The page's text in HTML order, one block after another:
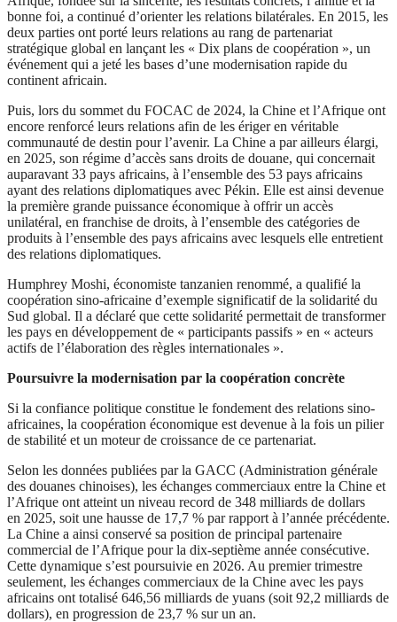
bonne foi, a continué d’orienter les relations bilatérales. En 2015, les
deux parties ont porté leurs relations au rang de partenariat
stratégique global en lançant les « Dix plans de coopération », un
événement qui a jeté les bases d’une modernisation rapide du
continent africain.
Puis, lors du sommet du FOCAC de 2024, la Chine et l’Afrique ont
encore renforcé leurs relations afin de les ériger en véritable
communauté de destin pour l’avenir. La Chine a par ailleurs élargi,
en 2025, son régime d’accès sans droits de douane, qui concernait
auparavant 33 pays africains, à l’ensemble des 53 pays africains
ayant des relations diplomatiques avec Pékin. Elle est ainsi devenue
la première grande puissance économique à offrir un accès
unilatéral, en franchise de droits, à l’ensemble des catégories de
produits à l’ensemble des pays africains avec lesquels elle entretient
des relations diplomatiques.
Humphrey Moshi, économiste tanzanien renommé, a qualifié la
coopération sino-africaine d’exemple significatif de la solidarité du
Sud global. Il a déclaré que cette solidarité permettait de transformer
les pays en développement de « participants passifs » en « acteurs
actifs de l’élaboration des règles internationales ».
Poursuivre la modernisation par la coopération concrète
Si la confiance politique constitue le fondement des relations sino-
africaines, la coopération économique est devenue à la fois un pilier
de stabilité et un moteur de croissance de ce partenariat.
Selon les données publiées par la GACC (Administration générale
des douanes chinoises), les échanges commerciaux entre la Chine et
l’Afrique ont atteint un niveau record de 348 milliards de dollars
en 2025, soit une hausse de 17,7 % par rapport à l’année précédente.
La Chine a ainsi conservé sa position de principal partenaire
commercial de l’Afrique pour la dix-septième année consécutive.
Cette dynamique s’est poursuivie en 2026. Au premier trimestre
seulement, les échanges commerciaux de la Chine avec les pays
africains ont totalisé 646,56 milliards de yuans (soit 92,2 milliards de
dollars), en progression de 23,7 % sur un an.